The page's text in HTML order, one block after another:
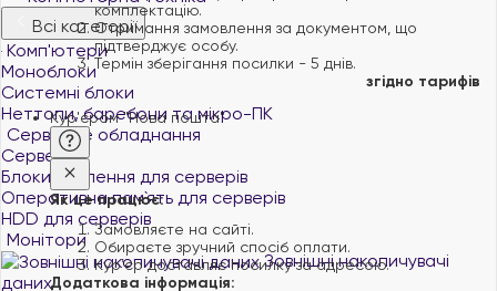
Всі категорії
Комп'ютери
Моноблоки
Системні блоки
Неттопи, баребони та мікро-ПК
Серверне обладнання
Сервери
Блоки живлення для серверів
Оперативна пам`ять для серверів
HDD для серверів
Монітори
Зовнішні накопичувачі
даних
комплектацію.
Отримання замовлення за документом, що
підтверджує особу.
Термін зберігання посилки - 5 днів.
згідно тарифів
Кур'єром "Нова пошта"
Як це працює:
Замовляєте на сайті.
Обираєте зручний спосіб оплати.
Курʼєр доставляє посилку за адресою.
Додаткова інформація: